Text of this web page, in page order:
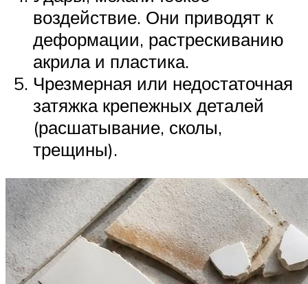
воздействие. Они приводят к
деформации, растрескиванию
акрила и пластика.
Чрезмерная или недостаточная
затяжка крепежных деталей
(расшатывание, сколы,
трещины).